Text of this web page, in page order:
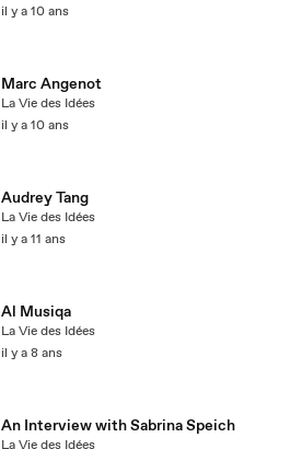
il y a 10 ans
Marc Angenot
La Vie des Idées
il y a 10 ans
Audrey Tang
La Vie des Idées
il y a 11 ans
Al Musiqa
La Vie des Idées
il y a 8 ans
An Interview with Sabrina Speich